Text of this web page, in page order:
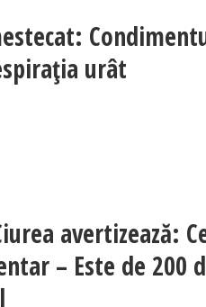
urât
avertizează:
– Este de 200